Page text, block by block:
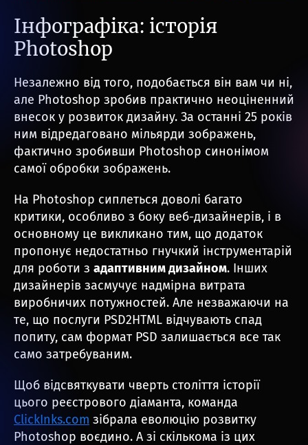
Інфографіка: історія
Photoshop
Незалежно від того, подобається він вам чи ні,
але Photoshop зробив практично неоціненний
внесок у розвиток дизайну. За останні 25 років
ним відредаговано мільярди зображень,
фактично зробивши Photoshop синонімом
самої обробки зображень.
На Photoshop сиплеться доволі багато
критики, особливо з боку веб-дизайнерів, і в
основному це викликано тим, що додаток
пропонує недостатньо гнучкий інструментарій
для роботи з адаптивним дизайном. Інших
дизайнерів засмучує надмірна витрата
виробничих потужностей. Але незважаючи на
те, що послуги PSD2HTML відчувають спад
попиту, сам формат PSD залишається все так
само затребуваним.
Щоб відсвяткувати чверть століття історії
цього реєстрового діаманта, команда
ClickInks.com зібрала еволюцію розвитку
Photoshop воєдино. А зі скількома із цих